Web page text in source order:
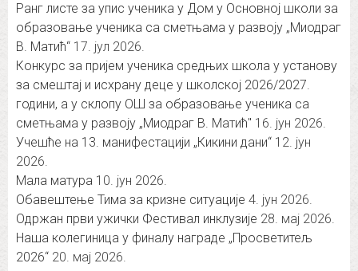
Ранг листе за упис ученика у Дом у Основној школи за
образовање ученика са сметњама у развоју „Миодраг
В. Матић“ 17. јул 2026.
Конкурс за пријем ученика средњих школа у установу
за смештај и исхрану деце у школској 2026/2027.
години, а у склопу ОШ за образовање ученика са
сметњама у развоју „Миодраг В. Матић″ 16. јун 2026.
Учешће на 13. манифестацији „Кикини дани“ 12. јун
2026.
Мала матура 10. јун 2026.
Обавештење Тима за кризне ситуације 4. јун 2026.
Одржан први ужички Фестивал инклузије 28. мај 2026.
Наша колегиница у финалу награде „Просветитељ
2026“ 20. мај 2026.